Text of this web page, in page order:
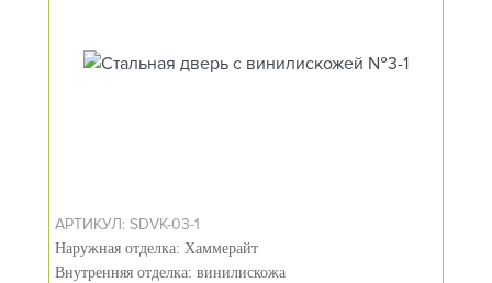
АРТИКУЛ: SDVK-03-1
Наружная отделка: Хаммерайт
Внутренняя отделка: винилискожа